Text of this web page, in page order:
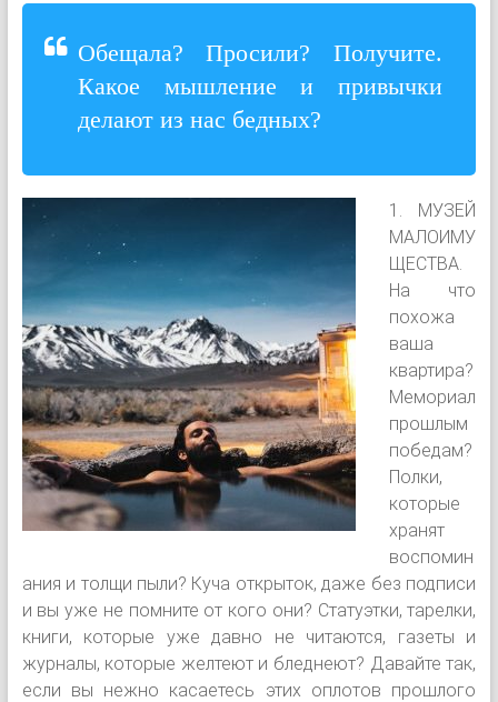
Обещала? Просили? Получите.
Какое мышление и привычки
делают из нас бедных?
1. МУЗЕЙ
МАЛОИМУ
ЩЕСТВА.
На что
похожа
ваша
квартира?
Мемориал
прошлым
победам?
Полки,
которые
хранят
воспомин
ания и толщи пыли? Куча открыток, даже без подписи
и вы уже не помните от кого они? Статуэтки, тарелки,
книги, которые уже давно не читаются, газеты и
журналы, которые желтеют и бледнеют? Давайте так,
если вы нежно касаетесь этих оплотов прошлого